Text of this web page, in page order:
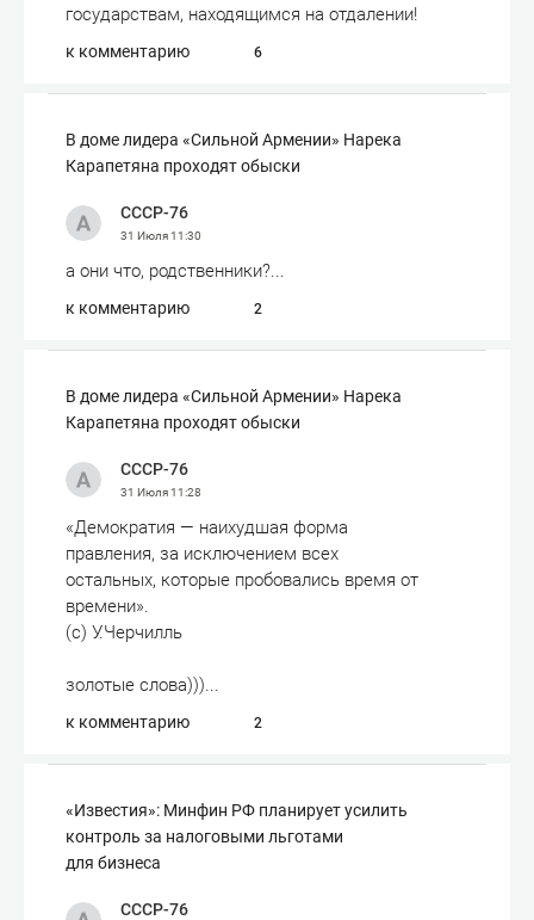
государствам, находящимся на отдалении!
к комментарию 6
В доме лидера «Сильной Армении» Нарека
Карапетяна проходят обыски
СССР-76
31 Июля11:30
а они что, родственники?...
к комментарию 2
В доме лидера «Сильной Армении» Нарека
Карапетяна проходят обыски
СССР-76
31 Июля11:28
«Демократия — наихудшая форма
правления, за исключением всех
остальных, которые пробовались время от
времени».
(с) У.Черчилль
золотые слова)))...
к комментарию 2
«Известия»: Минфин РФ планирует усилить
контроль за налоговыми льготами
для бизнеса
СССР-76